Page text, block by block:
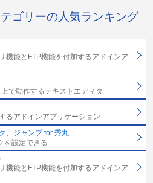
ゴリーの人気ランキング
機能とFTP機能を付加するアドインア
で動作するテキストエディタ
るアドインアプリケーション
、ジャンプ for 秀丸
を設定できる
機能とFTP機能を付加するアドインア